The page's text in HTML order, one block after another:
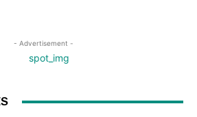
- Advertisement -